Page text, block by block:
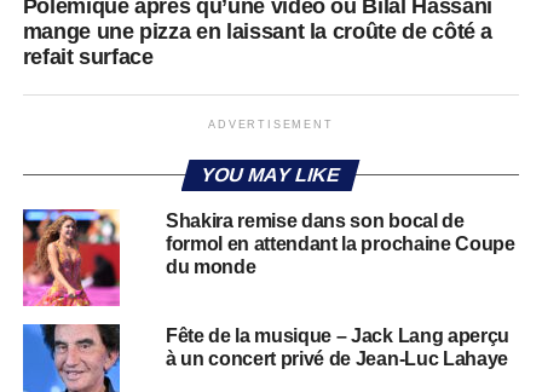
Polémique après qu’une vidéo où Bilal Hassani
mange une pizza en laissant la croûte de côté a
refait surface
ADVERTISEMENT
YOU MAY LIKE
Shakira remise dans son bocal de
formol en attendant la prochaine Coupe
du monde
Fête de la musique – Jack Lang aperçu
à un concert privé de Jean-Luc Lahaye